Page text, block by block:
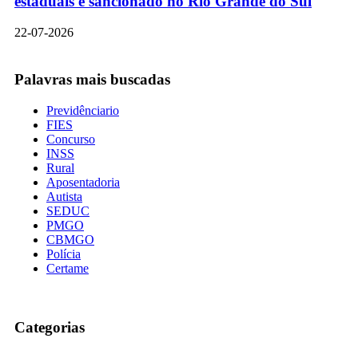
22-07-2026
Palavras mais buscadas
Previdênciario
FIES
Concurso
INSS
Rural
Aposentadoria
Autista
SEDUC
PMGO
CBMGO
Polícia
Certame
Categorias